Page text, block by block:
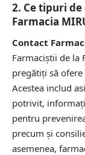
2. Ce tipuri
Farmacia
Contact
Farmaciștii de la
pregătiți să
Acestea includ
potrivit,
pentru
precum și
asemenea,